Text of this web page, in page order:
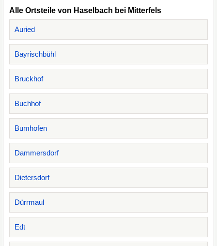
Alle Ortsteile von Haselbach bei Mitterfels
Auried
Bayrischbühl
Bruckhof
Buchhof
Bumhofen
Dammersdorf
Dietersdorf
Dürrmaul
Edt